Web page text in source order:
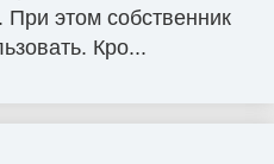
этом собственник
Кро...